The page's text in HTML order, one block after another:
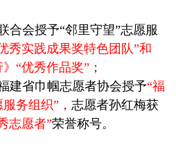
合会授予“邻里守望”志愿服
秀实践成果奖特色团队”和
》“优秀作品奖” ；
建省巾帼志愿者协会授予“福
务组织” ， 志愿者孙红梅获
志愿者”荣誉称号。